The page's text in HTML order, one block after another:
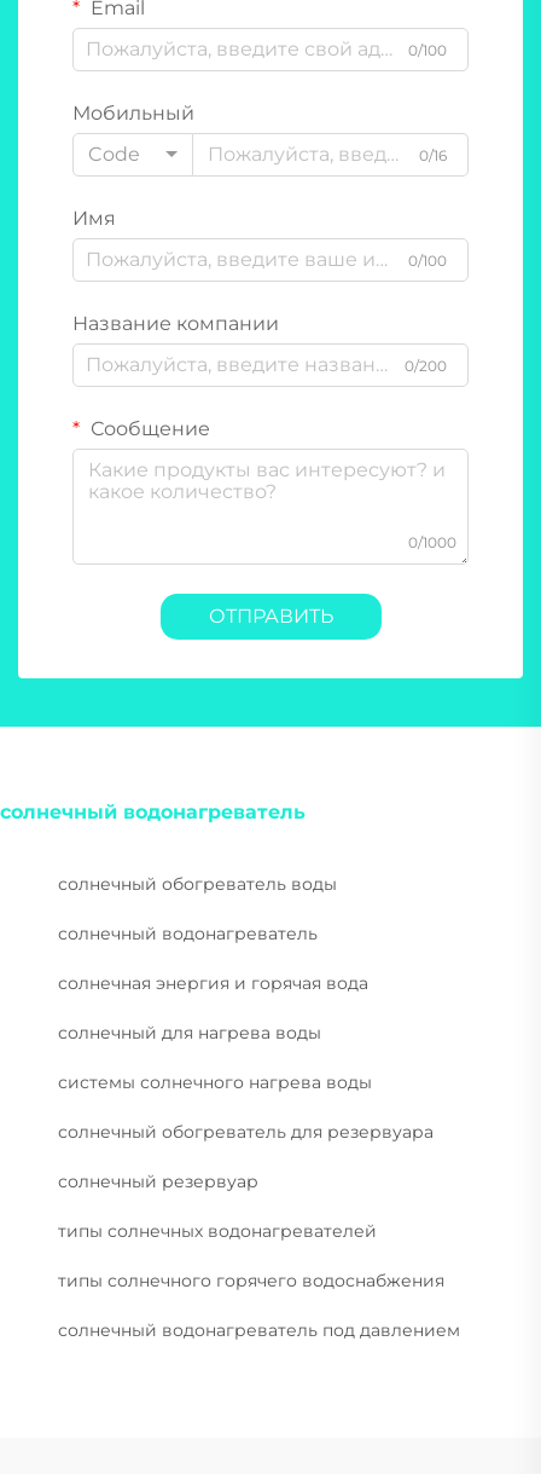
Email
0/100
Мобильный
Code
0/16
Имя
0/100
Название компании
0/200
Сообщение
0/1000
ОТПРАВИТЬ
солнечный водонагреватель
солнечный обогреватель воды
солнечный водонагреватель
солнечная энергия и горячая вода
солнечный для нагрева воды
системы солнечного нагрева воды
солнечный обогреватель для резервуара
солнечный резервуар
типы солнечных водонагревателей
типы солнечного горячего водоснабжения
солнечный водонагреватель под давлением